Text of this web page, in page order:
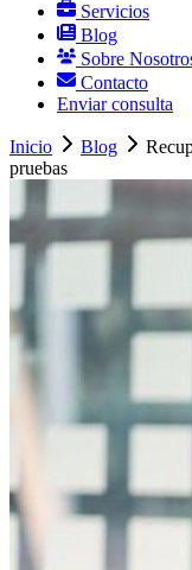
Servicios
Blog
Sobre
Contacto
Enviar consulta
Inicio Blog
pruebas